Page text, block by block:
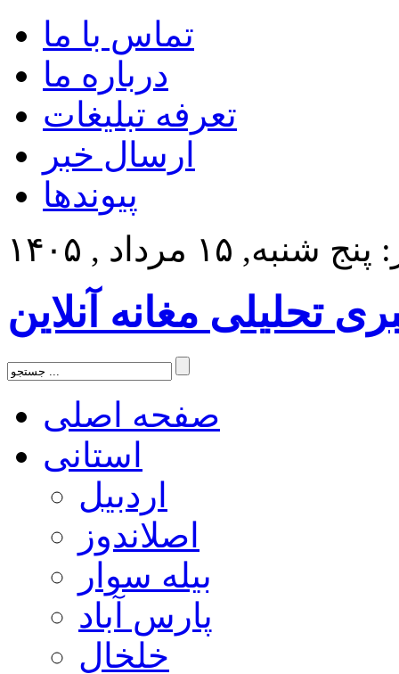
تماس با ما
درباره ما
تعرفه تبلیغات
ارسال خبر
پیوندها
۱۵ مرداد , ۱۴۰۵
تحلیلی مغانه آنلاین
صفحه اصلی
استانی
اردبیل
اصلاندوز
بیله سوار
پارس آباد
خلخال